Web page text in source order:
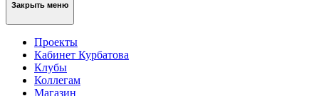
Закрыть меню
Проекты
Кабинет Курбатова
Клубы
Коллегам
Магазин